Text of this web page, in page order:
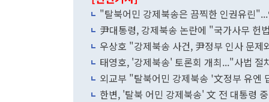
"탈북어민 강제북송은 끔찍한 인권유린
尹대통령, 강제북송 논란에 "국가사무 헌
우상호 "강제북송 사건, 尹정부 인사 문제
태영호, '강제북송' 토론회 개최..."사법 절
외교부 "탈북어민 강제북송 '文정부 유엔
한변, '탈북 어민 강제북송' 文 전 대통령